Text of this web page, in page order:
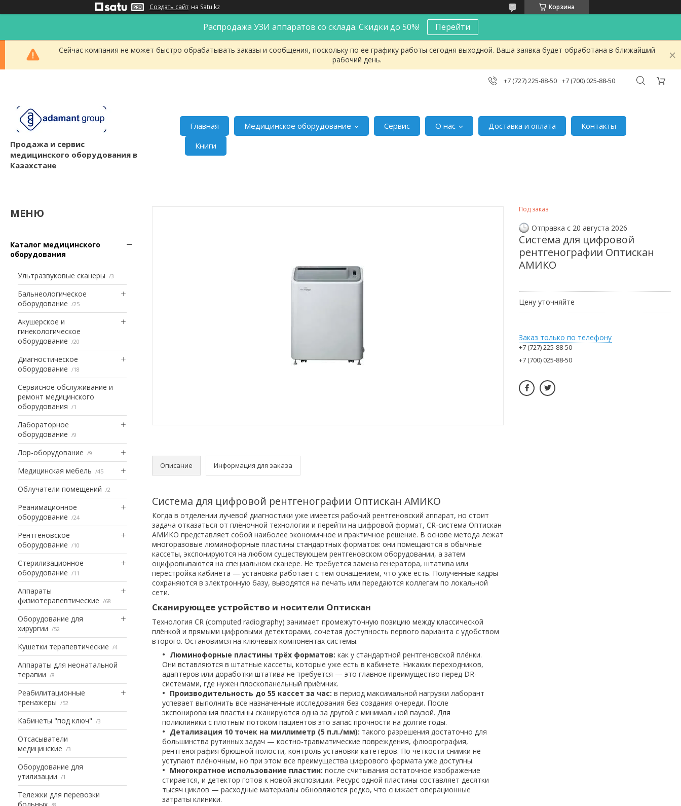
Создать сайт на Satu.kz Корзина
Распродажа УЗИ аппаратов со склада. Скидки до 50%! Перейти
Сейчас компания не может быстро обрабатывать заказы и сообщения, поскольку по ее графику работы сегодня выходной. Ваша заявка будет обработана в ближайший
рабочий день.
+7 (727) 225-88-50 +7 (700) 025-88-50
Продажа и сервис
медицинского оборудования в
Казахстане
Главная Медицинское оборудование Сервис О нас Доставка и оплата
Контакты
Книги
Каталог медицинского
оборудования
Ультразвуковые сканеры 3
Бальнеологическое
оборудование
25
Акушерское и
гинекологическое
оборудование
20
Диагностическое
оборудование
18
Сервисное обслуживание и
ремонт медицинского
оборудования
1
Лабораторное
оборудование
9
Лор-оборудование 9
Медицинская мебель 45
Облучатели помещений 2
Реанимационное
оборудование
24
Рентгеновское
оборудование
10
Стерилизационное
оборудование
11
Аппараты
физиотерапевтические
68
Оборудование для
хирургии
52
Кушетки терапевтические 4
Аппараты для неонатальной
терапии
8
Реабилитационные
тренажеры
52
Кабинеты "под ключ" 3
Отсасыватели
медицинские
3
Оборудование для
утилизации
1
Тележки для перевозки
больных
Описание Информация для заказа
Система для цифровой рентгенографии Оптискан АМИКО
Когда в отделении лучевой диагностики уже имеется рабочий рентгеновский аппарат, но стоит
задача отказаться от плёночной технологии и перейти на цифровой формат, CR-система Оптискан
АМИКО представляет собой наиболее экономичное и практичное решение. В основе метода лежат
многоразовые люминофорные пластины стандартных форматов: они помещаются в обычные
кассеты, экспонируются на любом существующем рентгеновском оборудовании, а затем
оцифровываются на специальном сканере. Не требуется замена генератора, штатива или
перестройка кабинета — установка работает с тем оснащением, что уже есть. Полученные кадры
сохраняются в электронную базу, выводятся на печать или передаются коллегам по локальной
сети.
Сканирующее устройство и носители Оптискан
Технология CR (computed radiography) занимает промежуточную позицию между классической
плёнкой и прямыми цифровыми детекторами, сочетая доступность первого варианта с удобством
второго. Остановимся на ключевых компонентах системы.
Люминофорные пластины трёх форматов: как у стандартной рентгеновской плёнки.
Они вставляются в штатные кассеты, которые уже есть в кабинете. Никаких переходников,
адаптеров или доработки штатива не требуется — это главное преимущество перед DR-
системами, где нужен плоскопанельный приёмник.
Производительность до 55 кассет за час: в период максимальной нагрузки лаборант
успевает выполнить все назначенные исследования без создания очереди. После
экспонирования пластины сканируются одна за другой с минимальной паузой. Для
поликлиники с плотным потоком пациентов это запас прочности на долгие годы.
Детализация 10 точек на миллиметр (5 п.л./мм): такого разрешения достаточно для
большинства рутинных задач — костно-травматические повреждения, флюорография,
рентгенография брюшной полости, контроль установки катетеров. По чёткости снимки не
уступают плёночным, но при этом все преимущества цифрового формата уже доступны.
Многократное использование пластин: после считывания остаточное изображение
стирается, и детектор готов к новой экспозиции. Ресурс одной пластины составляет десятки
тысяч циклов — расходные материалы обновляются редко, что снижает операционные
затраты клиники.
Под заказ
Отправка с 20 августа 2026
Система для цифровой
рентгенографии Оптискан
АМИКО
Цену уточняйте
Заказ только по телефону
+7 (727) 225-88-50
+7 (700) 025-88-50